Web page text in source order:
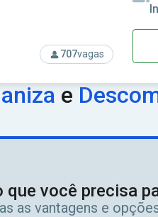
707vagas
e
que você precisa
as vantagens e